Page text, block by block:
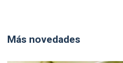
Más novedades